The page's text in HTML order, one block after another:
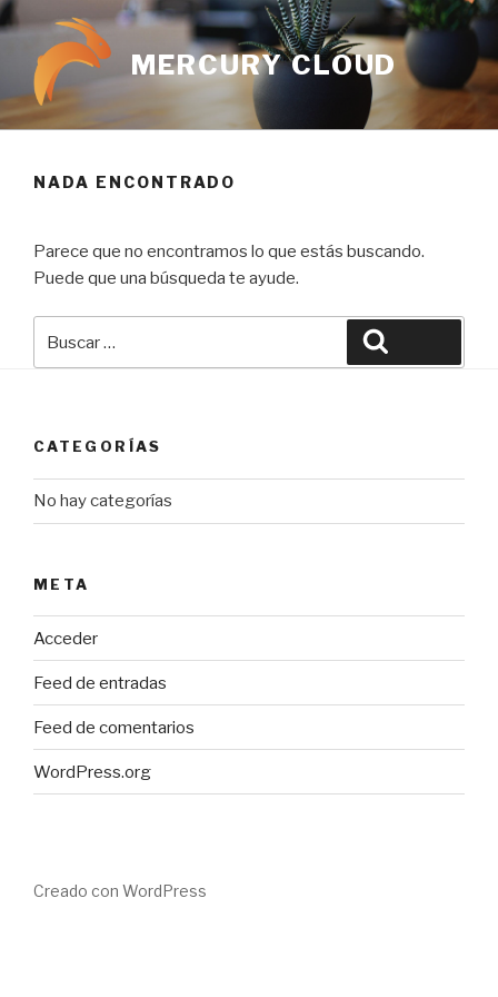
MERCURY CLOUD
NADA ENCONTRADO
Parece que no encontramos lo que estás buscando.
Puede que una búsqueda te ayude.
CATEGORÍAS
No hay categorías
META
Acceder
Feed de entradas
Feed de comentarios
WordPress.org
Creado con WordPress